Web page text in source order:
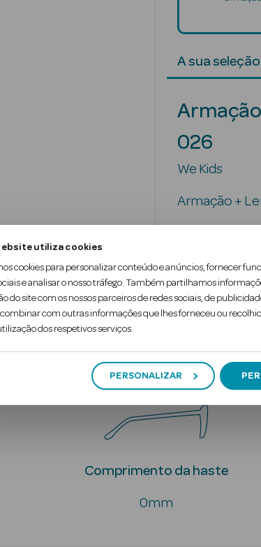
utiliza cookies
cookies para personalizar conteúdo e anúncios, fornecer
e analisar o nosso tráfego. Também partilhamos
do site com os nossos parceiros de redes sociais, de
com outras informações que lhes forneceu ou
dos respetivos serviços.
PERSONALIZAR
A sua seleção
026
We Kids
Armação +
Marcar
Comprimento da haste
0mm